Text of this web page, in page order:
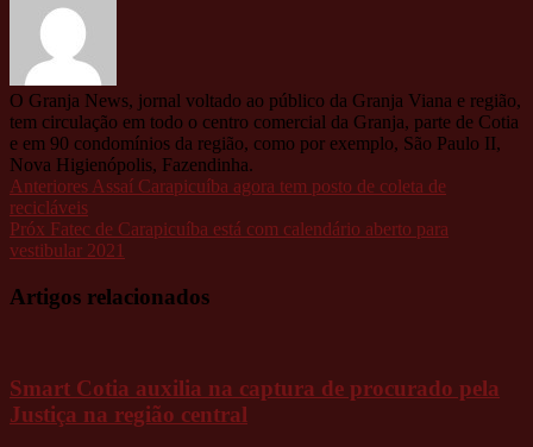
O Granja News, jornal voltado ao público da Granja Viana e região,
tem circulação em todo o centro comercial da Granja, parte de Cotia
e em 90 condomínios da região, como por exemplo, São Paulo II,
Nova Higienópolis, Fazendinha.
Anteriores Assaí Carapicuíba agora tem posto de coleta de
recicláveis
Próx Fatec de Carapicuíba está com calendário aberto para
vestibular 2021
Artigos relacionados
Smart Cotia auxilia na captura de procurado pela
Justiça na região central